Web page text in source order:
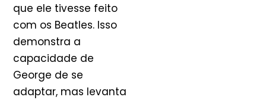
que ele tivesse feito
com os Beatles. Isso
demonstra a
capacidade de
George de se
adaptar, mas levanta